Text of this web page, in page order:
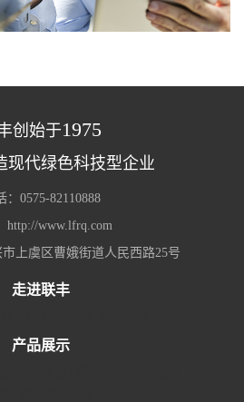
创始于1975
现代绿色科技型企业
：0575-82110888
http://www.lfrq.com
上虞区曹娥街道人民西路25号
走进联丰
产品展示